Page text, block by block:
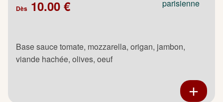
Dès 10.00 €
Base sauce tomate, mozzarella, origan, jambon,
viande hachée, olives, oeuf